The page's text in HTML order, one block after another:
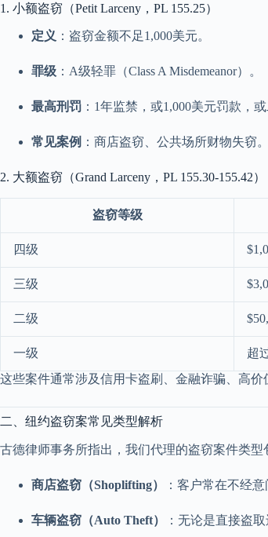
1. 小额盗窃（Petit Larceny，PL 155.25）
定义 ：盗窃金额不足1,000美元。
罪级 ：A级轻罪（Class A Misdemeanor）。
最高刑罚 ：1年监禁，或1,000美元罚款，或
常见案例 ：商店盗窃、公共场所财物失窃。
2. 大额盗窃（Grand Larceny，PL 155.30-155.42）
盗窃等级
四级
三级
二级
一级 超
这些案件通常涉及信用卡盗刷、金融诈骗、高价
二、纽约盗窃案常见类型解析
古德律师事务所指出，我们代理的盗窃案件类型
商店盗窃（Shoplifting） ：客户常在不经
车辆盗窃（Auto Theft） ：无论是直接盗